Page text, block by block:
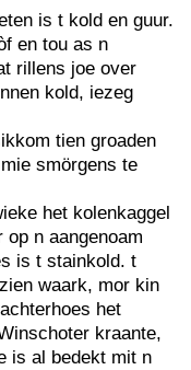
is t kold en guur.
en tou as n
rillens joe over
kold, iezeg
tien groaden
smörgens te
het kolenkaggel
n aangenoam
is t stainkold. t
waark, mor kin
het
kraante,
is al bedekt mit n